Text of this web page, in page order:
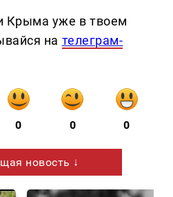
Крыма уже в твоем
на телеграм-
0 0 0
новость ↓